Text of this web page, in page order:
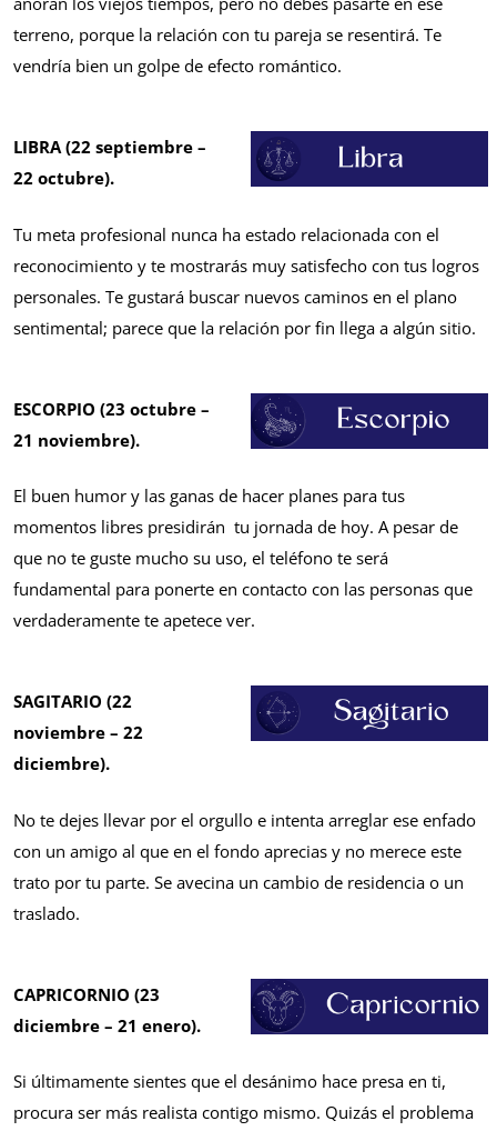
terreno, porque la relación con tu pareja se resentirá. Te
vendría bien un golpe de efecto romántico.
LIBRA (22 septiembre –
22 octubre).
Tu meta profesional nunca ha estado relacionada con el
reconocimiento y te mostrarás muy satisfecho con tus logros
personales. Te gustará buscar nuevos caminos en el plano
sentimental; parece que la relación por fin llega a algún sitio.
ESCORPIO (23 octubre –
21 noviembre).
El buen humor y las ganas de hacer planes para tus
momentos libres presidirán tu jornada de hoy. A pesar de
que no te guste mucho su uso, el teléfono te será
fundamental para ponerte en contacto con las personas que
verdaderamente te apetece ver.
SAGITARIO (22
noviembre – 22
diciembre).
No te dejes llevar por el orgullo e intenta arreglar ese enfado
con un amigo al que en el fondo aprecias y no merece este
trato por tu parte. Se avecina un cambio de residencia o un
traslado.
CAPRICORNIO (23
diciembre – 21 enero).
Si últimamente sientes que el desánimo hace presa en ti,
procura ser más realista contigo mismo. Quizás el problema